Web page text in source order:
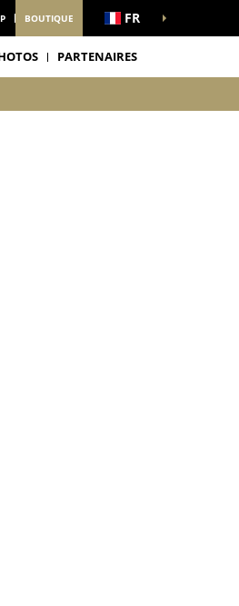
BOUTIQUE FR
PARTENAIRES